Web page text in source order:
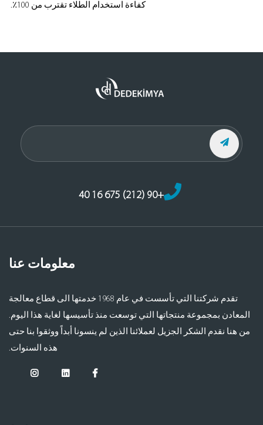
كفاءة استخدام الطلاء تقترب من 100٪.
+90 (212) 675 16 40
معلومات عنا
تقدم شركتنا التي تأسست في عام 1968 خدمتها الى قطاع معالجة
المعادن بمجموعة منتجاتها التي توسعت منذ تأسيسها لغاية هذا اليوم.
من هنا نقدم الشكر الجزيل لعملائنا الذين لم ينسونا أبداً ووثقوا بنا حتى
هذه السنوات.